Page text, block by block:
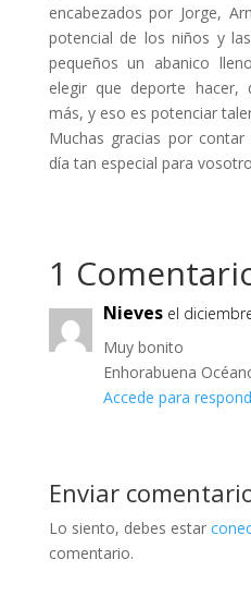
encabezados por Jorge,
potencial de los niños y
pequeños un abanico
elegir que deporte hacer,
más, y eso es potenciar
Muchas gracias por
día tan especial para
1
Nieves el
Muy bonito
Enhorabuena
Accede para
Enviar
Lo siento, debes estar
comentario.